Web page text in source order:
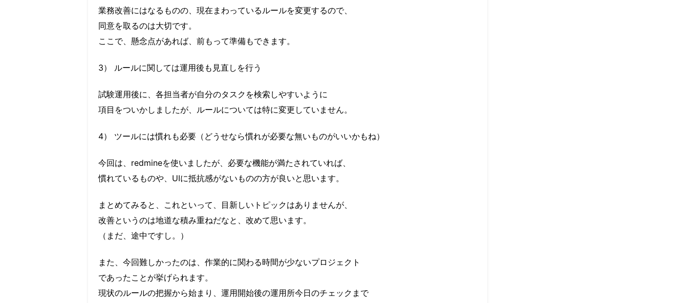
業務改善にはなるものの、現在まわっているルールを変更するので、
同意を取るのは大切です。
ここで、懸念点があれば、前もって準備もできます。
3） ルールに関しては運用後も見直しを行う
試験運用後に、各担当者が自分のタスクを検索しやすいように
項目をついかしましたが、ルールについては特に変更していません。
4） ツールには慣れも必要（どうせなら慣れが必要な無いものがいいかもね）
今回は、redmineを使いましたが、必要な機能が満たされていれば、
慣れているものや、UIに抵抗感がないものの方が良いと思います。
まとめてみると、これといって、目新しいトピックはありませんが、
改善というのは地道な積み重ねだなと、改めて思います。
（まだ、途中ですし。）
また、今回難しかったのは、作業的に関わる時間が少ないプロジェクト
であったことが挙げられます。
現状のルールの把握から始まり、運用開始後の運用所今日のチェックまで